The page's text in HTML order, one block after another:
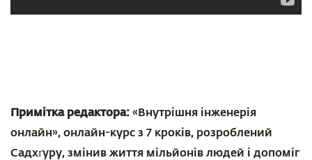
Примітка редактора:«Внутрішня інженерія
онлайн», онлайн-курс з 7 кроків, розроблений
Садхґуру, змінив життя мільйонів людей і допоміг